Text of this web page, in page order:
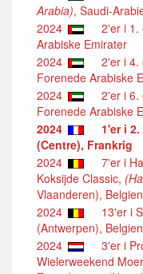
Arabia), Saudi-
2024
2'er i 1.
Arabiske Emirater
2024
2'er i 4.
Forenede Arabiske
2024
2'er i 6.
Forenede Arabiske
2024
1'er i
(Centre), Frankrig
2024
7'er i
Koksijde Classic,
Vlaanderen), Belgien
2024
13'er i
(Antwerpen), Belgien
2024
3'er i
Wielerweekend